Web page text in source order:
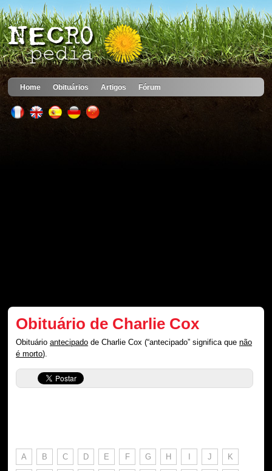
Home Obituários Artigos Fórum
Obituário de Charlie Cox
Obituárioantecipado de Charlie Cox (“antecipado” significa quenão
é morto).
A B C D E F G H I J K